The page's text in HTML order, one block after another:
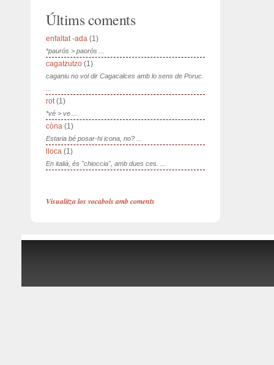
Últims coments
enfaltat -ada (1)
*paurós > paorós ...
cagatzutzo (1)
caganiu no vol dir Cagacalces amb lo sens de Poruc.
rot(1)
*vé > ve ...
còna (1)
Estaria bé posar-hi icona, no? ...
lloca (1)
En italià, és "chioccia", amb dues ces. ...
Visualitza los vocabols amb coments